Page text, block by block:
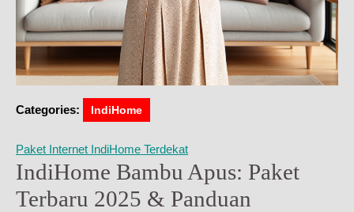
Categories: IndiHome
Paket Internet IndiHome Terdekat
IndiHome Bambu Apus: Paket
Terbaru 2025 & Panduan